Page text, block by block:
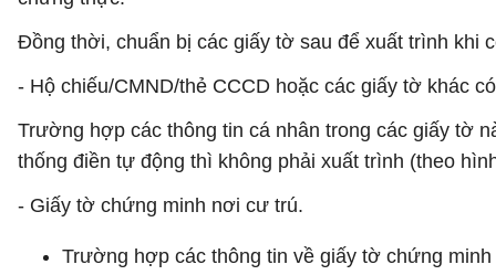
Đồng thời, chuẩn bị các giấy tờ sau để xuất trình khi
- Hộ chiếu/CMND/thẻ CCCD hoặc các giấy tờ khác
Trường hợp các thông tin cá nhân trong các giấy tờ
thống điền tự động thì không phải xuất trình (theo
- Giấy tờ chứng minh nơi cư trú.
Trường hợp các thông tin về giấy tờ chứng